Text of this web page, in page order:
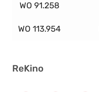
WO 91.258
WO 113.954
ReKino